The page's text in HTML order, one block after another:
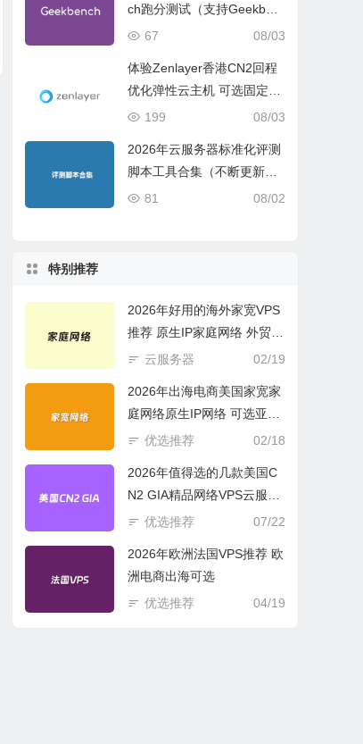
ch跑分测试（支持Geekben
ch 5 Geekbench 6 Geekbe
08/03
67
体验Zenlayer香港CN2回程
优化弹性云主机 可选固定带
宽或流量模式
08/03
199
2026年云服务器标准化评测
脚本工具合集（不断更新完
善）
08/02
81
特别推荐
2026年好用的海外家宽VPS
推荐 原生IP家庭网络 外贸电
商必选
02/19
云服务器
2026年出海电商美国家宽家
庭网络原生IP网络 可选亚欧
美云服务器
02/18
优选推荐
2026年值得选的几款美国C
N2 GIA精品网络VPS云服务
器推荐
07/22
优选推荐
2026年欧洲法国VPS推荐 欧
洲电商出海可选
04/19
优选推荐